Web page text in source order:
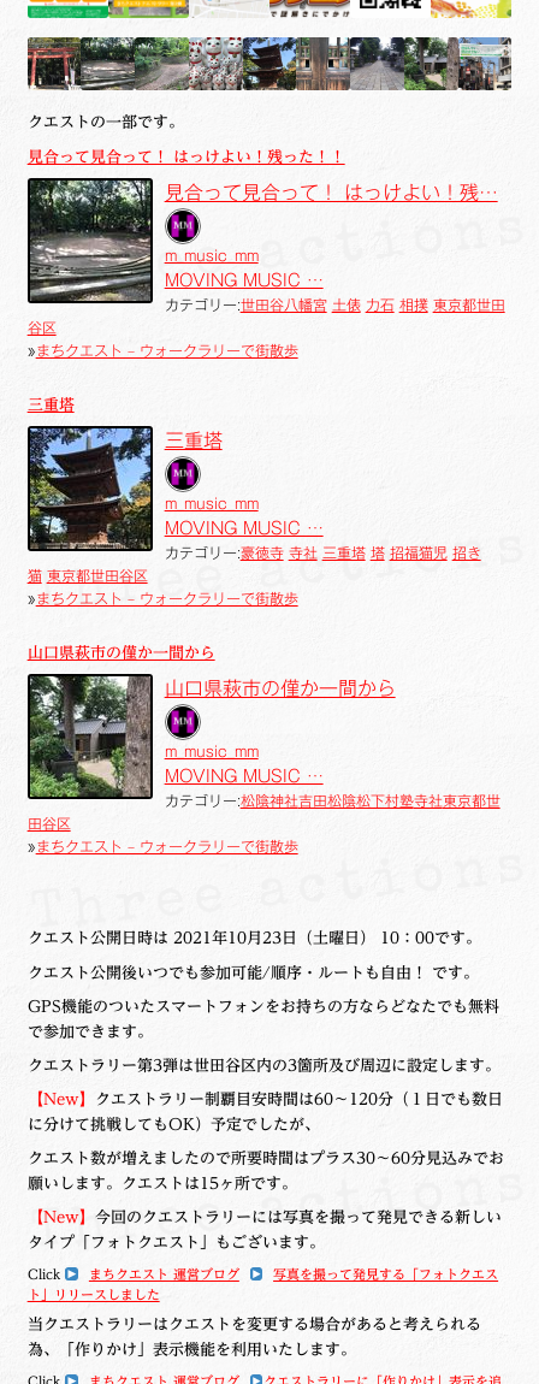
クエストの一部です。
見合って見合って！ はっけよい！残った！！
見合って見合って！ はっけよい！残…
m_music_mm
MOVING MUSIC …
カテゴリー:世田谷八幡宮 土俵 力石 相撲 東京都世田
谷区
»まちクエスト – ウォークラリーで街散歩
三重塔
三重塔
m_music_mm
MOVING MUSIC …
カテゴリー:豪徳寺 寺社 三重塔 塔 招福猫児 招き
猫 東京都世田谷区
»まちクエスト – ウォークラリーで街散歩
山口県萩市の僅か一間から
山口県萩市の僅か一間から
m_music_mm
MOVING MUSIC …
カテゴリー:松陰神社吉田松陰松下村塾寺社東京都世
田谷区
»まちクエスト – ウォークラリーで街散歩
クエスト公開日時は 2021年10月23日（土曜日） 10：00です。
クエスト公開後いつでも参加可能/順序・ルートも自由！ です。
GPS機能のついたスマートフォンをお持ちの方ならどなたでも無料
で参加できます。
クエストラリー第3弾は世田谷区内の3箇所及び周辺に設定します。
【New】
クエストラリー制覇目安時間は60～120分（１日でも数日
に分けて挑戦してもOK）予定でしたが、
クエスト数が増えましたので所要時間はプラス30～60分見込みでお
願いします。クエストは15ヶ所です。
【New】 今回のクエストラリーには写真を撮って発見できる新しい
タイプ「
フォトクエスト 」もございます。
Click まちクエスト 運営ブログ
写真を撮って発見する「フォトクエス
ト」リリースしました
当クエストラリーはクエストを変更する場合があると考えられる
為、「作りかけ」表示機能を利用いたします。
Click まちクエスト 運営ブログ
クエストラリーに「作りかけ」表示を追